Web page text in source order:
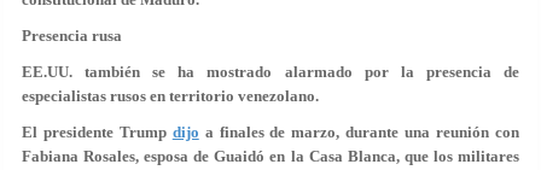
Presencia rusa
EE.UU. también se ha mostrado alarmado por la presencia de
especialistas rusos en territorio venezolano.
El presidente Trump dijo a finales de marzo, durante una reunión con
Fabiana Rosales, esposa de Guaidó en la Casa Blanca, que los militares